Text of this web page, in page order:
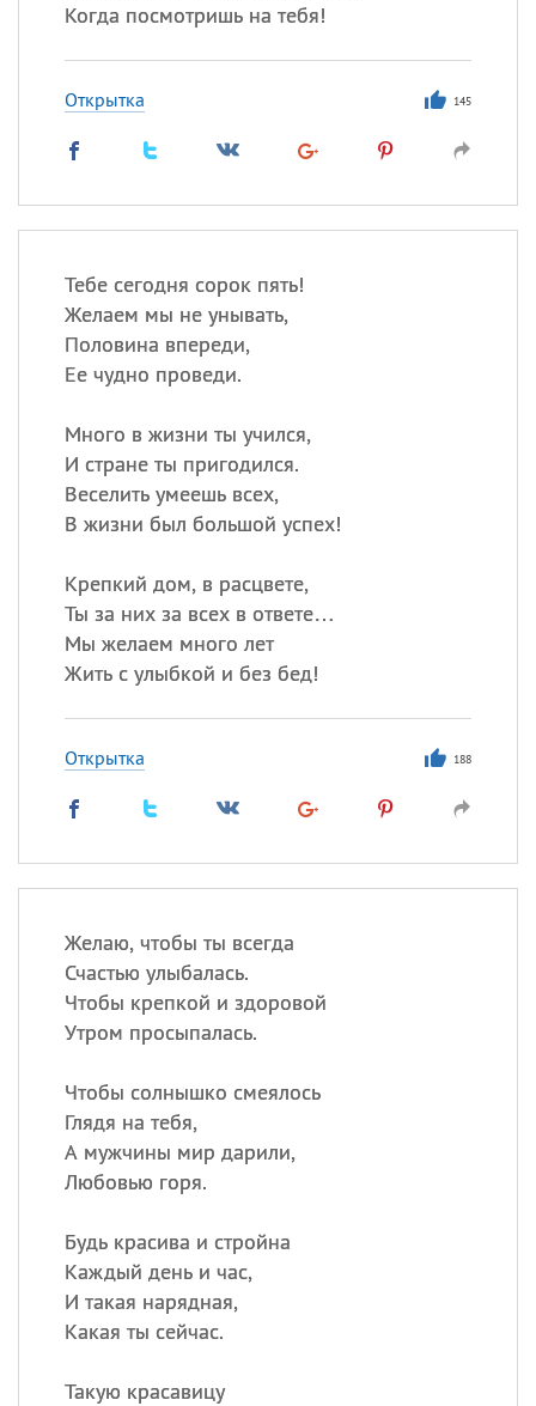
Когда посмотришь на тебя!
Открытка 145
Тебе сегодня сорок пять!
Желаем мы не унывать,
Половина впереди,
Ее чудно проведи.
Много в жизни ты учился,
И стране ты пригодился.
Веселить умеешь всех,
В жизни был большой успех!
Крепкий дом, в расцвете,
Ты за них за всех в ответе…
Мы желаем много лет
Жить с улыбкой и без бед!
Открытка 188
Желаю, чтобы ты всегда
Счастью улыбалась.
Чтобы крепкой и здоровой
Утром просыпалась.
Чтобы солнышко смеялось
Глядя на тебя,
А мужчины мир дарили,
Любовью горя.
Будь красива и стройна
Каждый день и час,
И такая нарядная,
Какая ты сейчас.
Такую красавицу